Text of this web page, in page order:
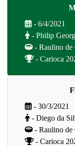
- 6/4/2021
- Philip
- Raulino de
- Carioca
- 30/3/2021
- Diego da
- Raulino de
- Carioca